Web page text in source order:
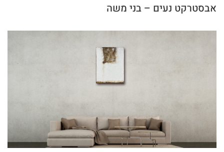
אבסטרקט נעים – בני משה